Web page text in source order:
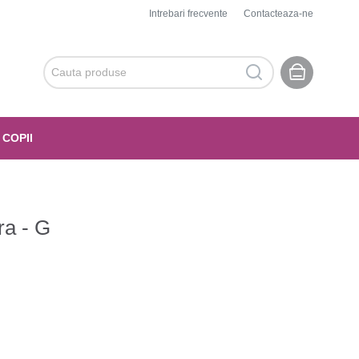
Intrebari frecvente Contacteaza-ne
- G